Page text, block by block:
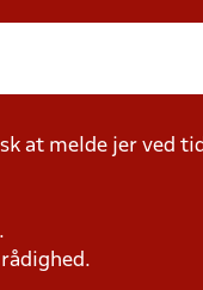
at melde jer ved